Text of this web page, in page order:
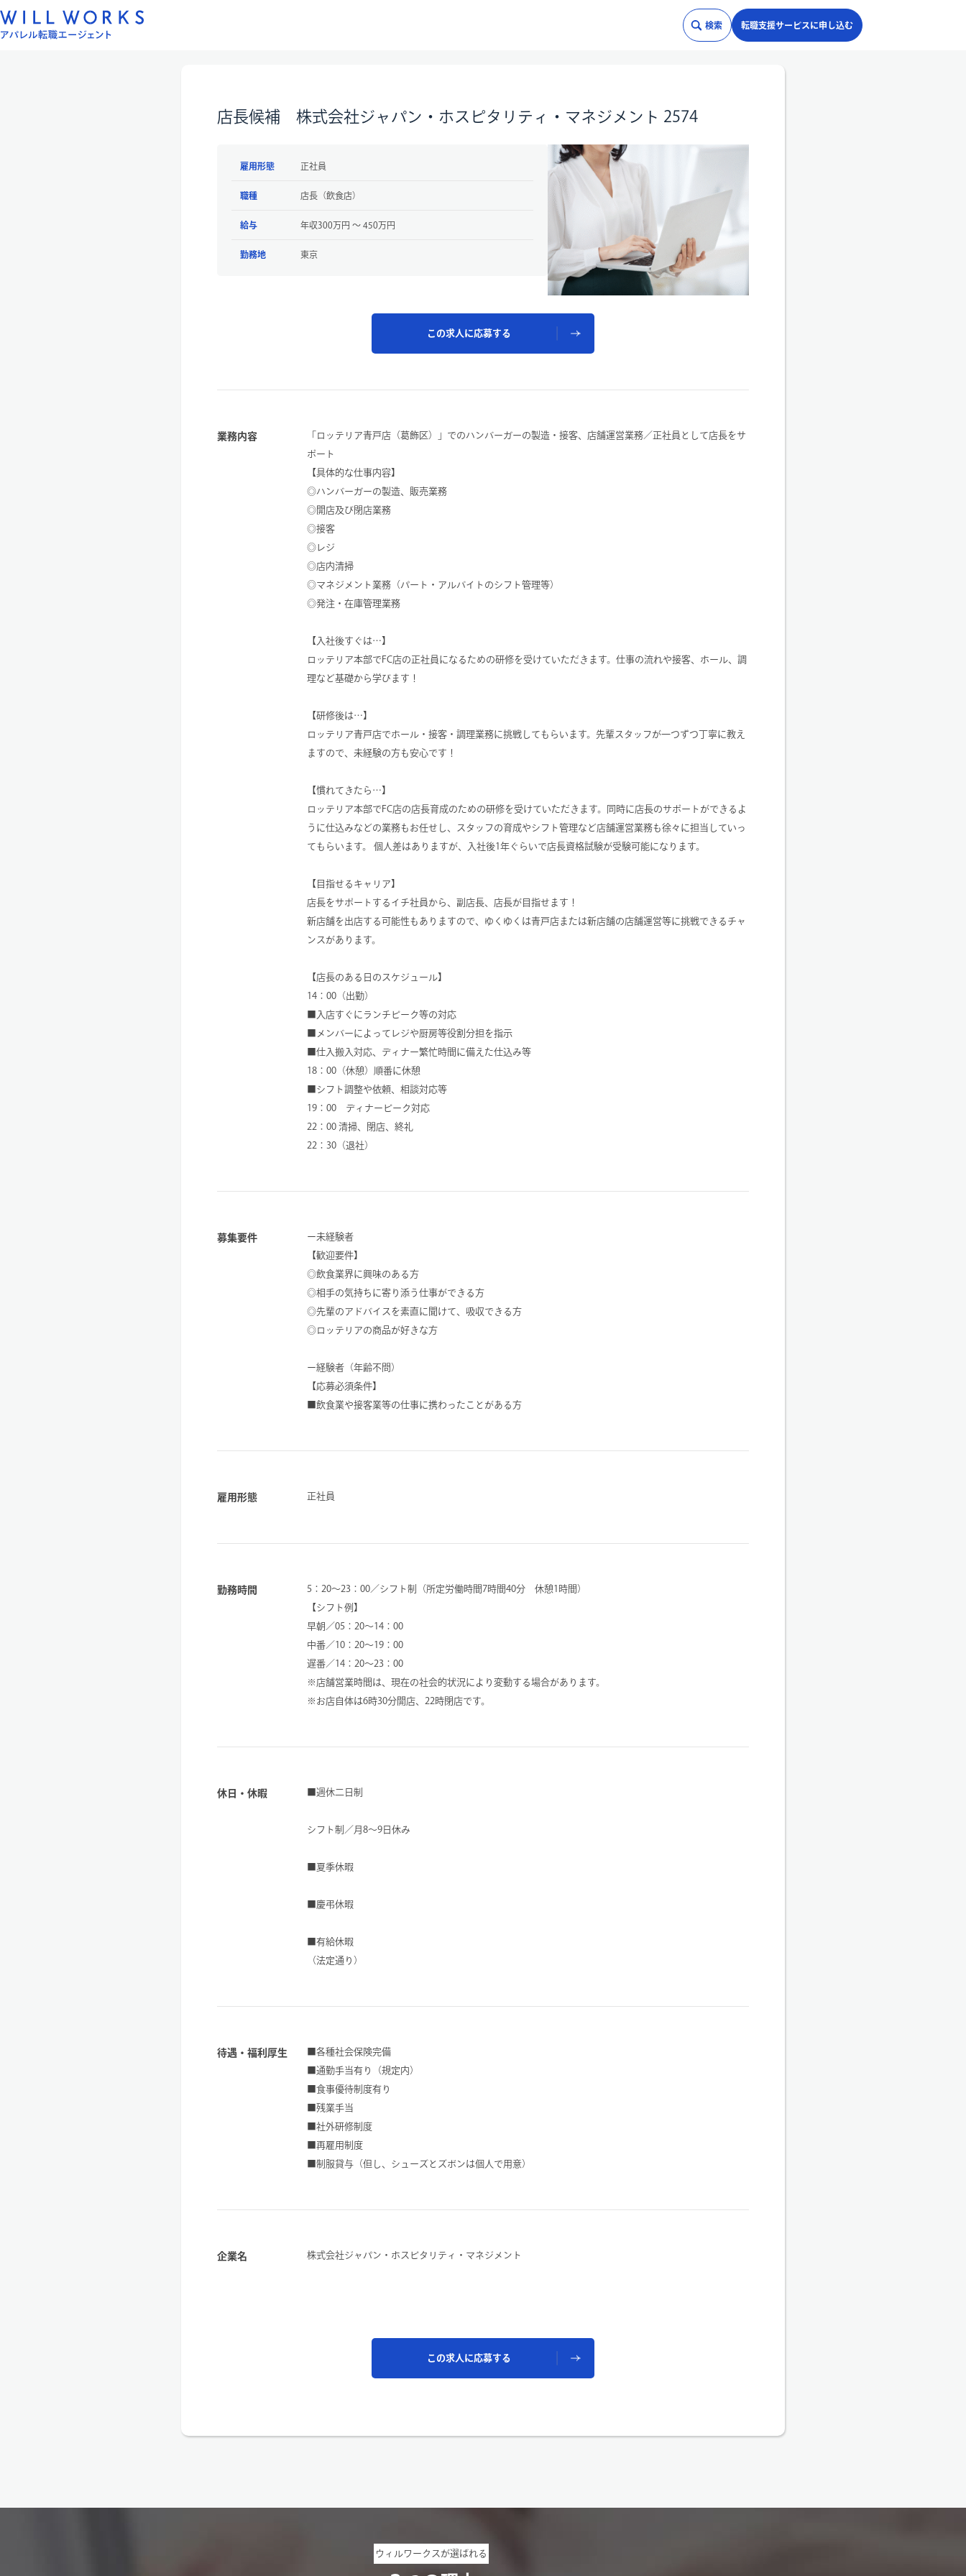
コ
ン
検索 転職支援サービスに申し込む
店長候補 株式会社ジャパン・ホスピタリティ・マネジメント 2574
雇用形態 正社員
職種 店長（飲食店）
給与 年収300万円 〜 450万円
勤務地 東京
この求人に応募する
業務内容
「ロッテリア青戸店（葛飾区）」でのハンバーガーの製造・接客、店舗運営業務／正社員として店長をサ
ポート
【具体的な仕事内容】
◎ハンバーガーの製造、販売業務
◎開店及び閉店業務
◎接客
◎レジ
◎店内清掃
◎マネジメント業務（パート・アルバイトのシフト管理等）
◎発注・在庫管理業務
【入社後すぐは…】
ロッテリア本部でFC店の正社員になるための研修を受けていただきます。仕事の流れや接客、ホール、調
理など基礎から学びます！
【研修後は…】
ロッテリア青戸店でホール・接客・調理業務に挑戦してもらいます。先輩スタッフが一つずつ丁寧に教え
ますので、未経験の方も安心です！
【慣れてきたら…】
ロッテリア本部でFC店の店長育成のための研修を受けていただきます。同時に店長のサポートができるよ
うに仕込みなどの業務もお任せし、スタッフの育成やシフト管理など店舗運営業務も徐々に担当していっ
てもらいます。 個人差はありますが、入社後1年ぐらいで店長資格試験が受験可能になります。
【目指せるキャリア】
店長をサポートするイチ社員から、副店長、店長が目指せます！
新店舗を出店する可能性もありますので、ゆくゆくは青戸店または新店舗の店舗運営等に挑戦できるチャ
ンスがあります。
【店長のある日のスケジュール】
14：00（出勤）
■入店すぐにランチピーク等の対応
■メンバーによってレジや厨房等役割分担を指示
■仕入搬入対応、ディナー繁忙時間に備えた仕込み等
18：00（休憩）順番に休憩
■シフト調整や依頼、相談対応等
19：00 ディナーピーク対応
22：00 清掃、閉店、終礼
22：30（退社）
募集要件
ー未経験者
【歓迎要件】
◎飲食業界に興味のある方
◎相手の気持ちに寄り添う仕事ができる方
◎先輩のアドバイスを素直に聞けて、吸収できる方
◎ロッテリアの商品が好きな方
ー経験者（年齢不問）
【応募必須条件】
■飲食業や接客業等の仕事に携わったことがある方
雇用形態 正社員
勤務時間
5：20～23：00／シフト制（所定労働時間7時間40分 休憩1時間）
【シフト例】
早朝／05：20～14：00
中番／10：20～19：00
遅番／14：20～23：00
※店舗営業時間は、現在の社会的状況により変動する場合があります。
※お店自体は6時30分開店、22時閉店です。
休日・休暇 ■週休二日制
シフト制／月8～9日休み
■夏季休暇
■慶弔休暇
■有給休暇
（法定通り）
待遇・福利厚生
■各種社会保険完備
■通勤手当有り（規定内）
■食事優待制度有り
■残業手当
■社外研修制度
■再雇用制度
■制服貸与（但し、シューズとズボンは個人で用意）
企業名 株式会社ジャパン・ホスピタリティ・マネジメント
この求人に応募する
ウィルワークスが選ばれる